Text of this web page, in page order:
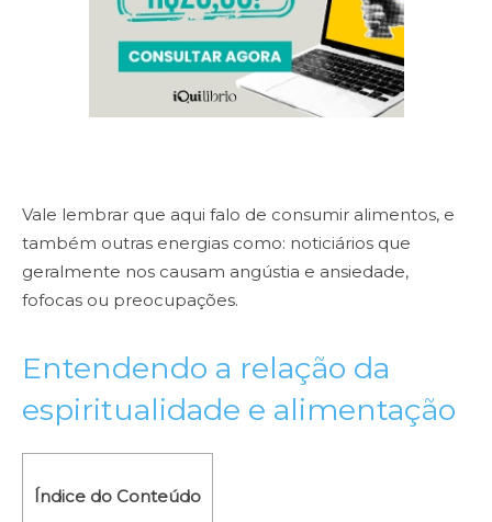
Vale lembrar que aqui falo de consumir alimentos, e
também outras energias como: noticiários que
geralmente nos causam angústia e ansiedade,
fofocas ou preocupações.
Entendendo a relação da
espiritualidade e alimentação
Índice do Conteúdo